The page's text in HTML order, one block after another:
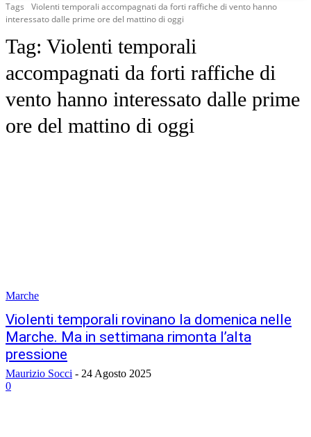
Tags
Violenti temporali accompagnati da forti raffiche di vento hanno
interessato dalle prime ore del mattino di oggi
Tag: Violenti temporali
accompagnati da forti raffiche di
vento hanno interessato dalle prime
ore del mattino di oggi
Marche
Violenti temporali rovinano la domenica nelle
Marche. Ma in settimana rimonta l’alta
pressione
Maurizio Socci - 24 Agosto 2025
0